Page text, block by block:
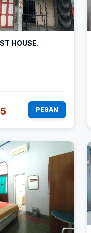
HOUSE.
PESAN